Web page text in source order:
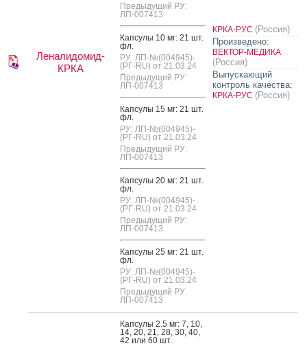
Леналидомид-
КРКА
Предыдущий РУ:
ЛП-007413
Кап­су­лы 10 мг: 21 шт.
фл.
РУ: ЛП-№(004945)-
(РГ-RU) от 21.03.24
Предыдущий РУ:
ЛП-007413
Кап­су­лы 15 мг: 21 шт.
фл.
РУ: ЛП-№(004945)-
(РГ-RU) от 21.03.24
Предыдущий РУ:
ЛП-007413
Кап­су­лы 20 мг: 21 шт.
фл.
РУ: ЛП-№(004945)-
(РГ-RU) от 21.03.24
Предыдущий РУ:
ЛП-007413
Кап­су­лы 25 мг: 21 шт.
фл.
РУ: ЛП-№(004945)-
(РГ-RU) от 21.03.24
Предыдущий РУ:
ЛП-007413
КРКА-РУС (Россия)
Произведено:
ВЕКТОР-МЕДИКА
(Россия)
Выпускающий
контроль качества:
КРКА-РУС (Россия)
Кап­су­лы 2.5 мг: 7, 10,
14, 20, 21, 28, 30, 40,
42 или 60 шт.